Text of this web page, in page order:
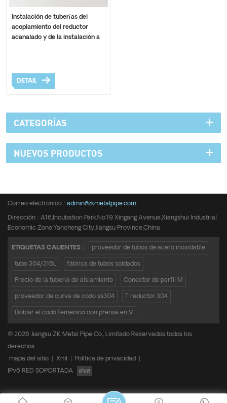
Instalación de tuberías del
acoplamiento del reductor
acanalado y de la instalación a
DETAIL
CATEGORÍAS
NUEVOS PRODUCTOS
Correo electrónico : admin@zkmetalpipe.com
Dirección : A16,Incubation Park,No.19 Xingang Avenue,Xiangshui Industrial
Economic Zone,Yancheng City,Jiangsu Province,China
ETIQUETAS CALIENTES : proveedor de tubos de acero inoxidable
tubo 304/316L fábrica de tubos soldados
Precio de la tubería de aislamiento Conector de perfil M
proveedor de curva de codo ss304 T reductor 304
Doblar el codo femenino con prensa en V
© 2026 Jiangsu ZK Metal Pipe Co., Limitado Reservados todos los
derechos .
mapa del sitio
Xml Política de privacidad
IPv6 RED SOPORTADA